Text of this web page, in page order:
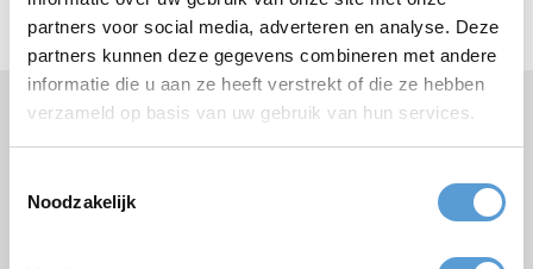
partners voor social media, adverteren en analyse. Deze
partners kunnen deze gegevens combineren met andere
informatie die u aan ze heeft verstrekt of die ze hebben
verzameld op basis van uw gebruik van hun services.
Noodzakelijk
Hulp nodig of vragen?
Bel+31 (0)70 221 0359of stel uw vraagper e-mail.